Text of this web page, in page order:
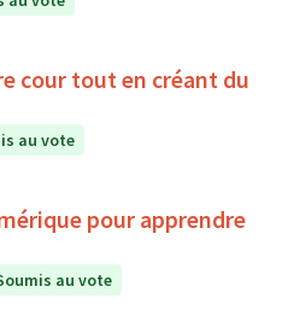
cour tout en créant du
au vote
pour apprendre
au vote